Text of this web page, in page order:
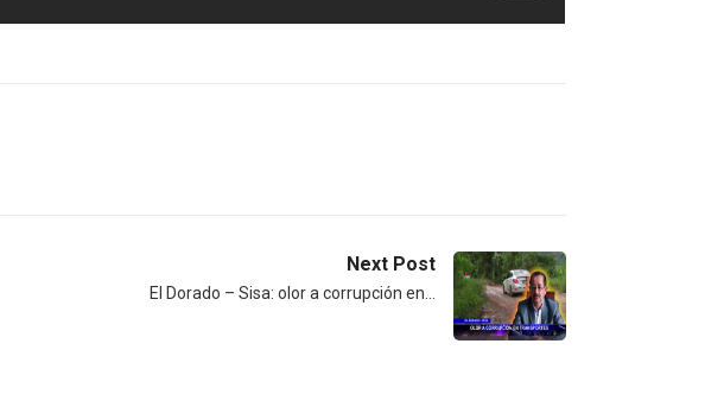
Next Post
El Dorado – Sisa: olor a corrupción en…